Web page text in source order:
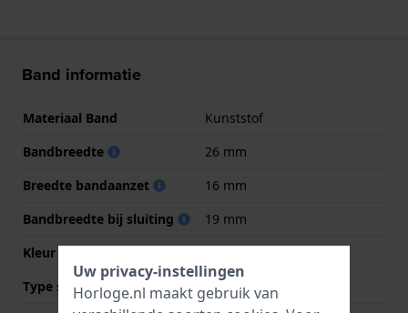
Band informatie
Materiaal Band
Kunststof
Bandbreedte
26 mm
Breedte bandaanzet
16 mm
Bandbreedte bij sluiting
19 mm
Kleur Band
Type sluiting
Gesp
Uw privacy-instellingen
Horloge.nl maakt gebruik van